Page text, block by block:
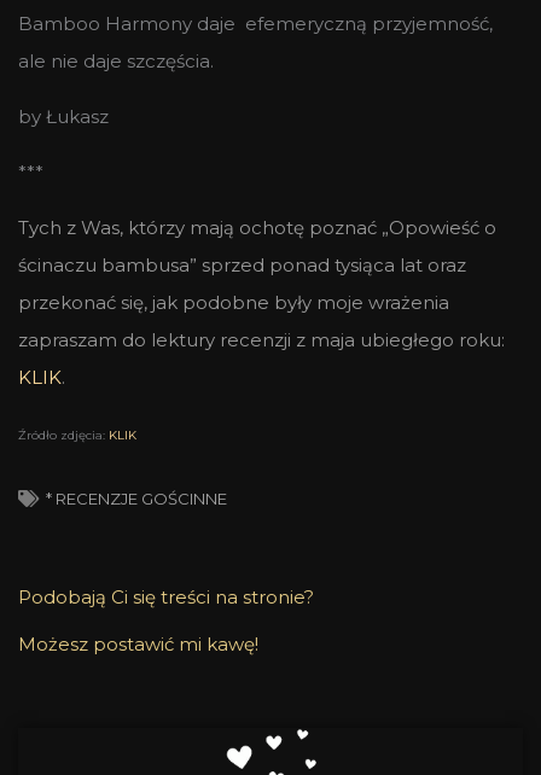
Bamboo Harmony daje efemeryczną przyjemność,
ale nie daje szczęścia.
by Łukasz
***
Tych z Was, którzy mają ochotę poznać „Opowieść o
ścinaczu bambusa” sprzed ponad tysiąca lat oraz
przekonać się, jak podobne były moje wrażenia
zapraszam do lektury recenzji z maja ubiegłego roku:
KLIK.
Źródło zdjęcia: KLIK
* RECENZJE GOŚCINNE
Podobają Ci się treści na stronie?
Możesz postawić mi kawę!